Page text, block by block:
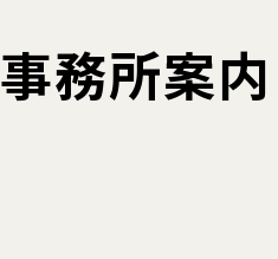
事務所案内